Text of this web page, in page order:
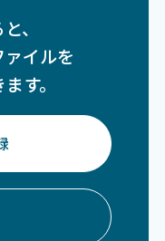
、
イルを
す。